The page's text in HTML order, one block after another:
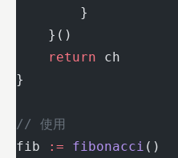
        }
    }()
    return
ch
}
// 使用
fib
:= fibonacci ()